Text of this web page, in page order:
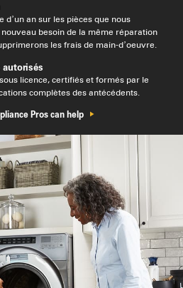
d’un an sur les pièces que nous
besoin de la même réparation
les frais de main-d’oeuvre.
autorisés
licence, certifiés et formés par le
complètes des antécédents.
Pros can help